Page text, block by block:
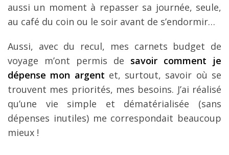
aussi un moment à repasser sa journée, seule,
au café du coin ou le soir avant de s’endormir…
Aussi, avec du recul, mes carnets budget de
voyage m’ont permis de savoir comment je
dépense mon argent et, surtout, savoir où se
trouvent mes priorités, mes besoins. J’ai réalisé
qu’une vie simple et dématérialisée (sans
dépenses inutiles) me correspondait beaucoup
mieux !